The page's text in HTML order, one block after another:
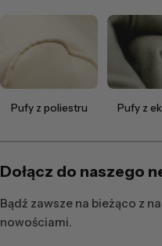
Pufy z poliestru Pufy z
Dołącz do naszego
Bądź zawsze na bieżąco z
nowościami.